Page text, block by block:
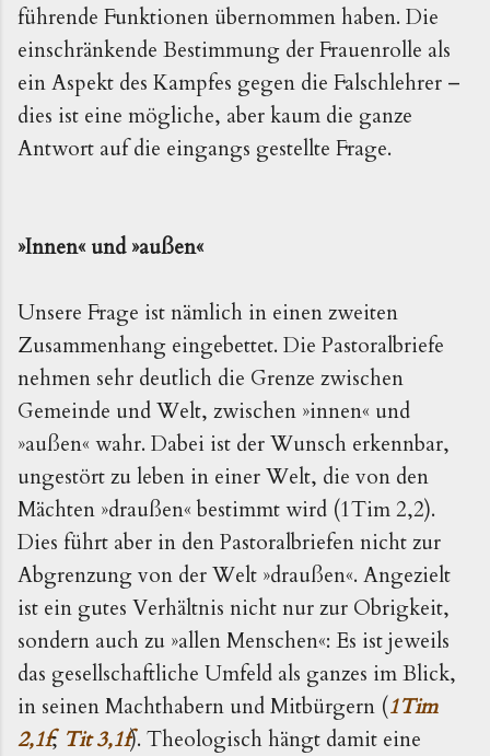
führende Funktionen übernommen haben. Die
einschränkende Bestimmung der Frauenrolle als
ein Aspekt des Kampfes gegen die Falschlehrer –
dies ist eine mögliche, aber kaum die ganze
Antwort auf die eingangs gestellte Frage.
»Innen« und »außen«
Unsere Frage ist nämlich in einen zweiten
Zusammenhang eingebettet. Die Pastoralbriefe
nehmen sehr deutlich die Grenze zwischen
Gemeinde und Welt, zwischen »innen« und
»außen« wahr. Dabei ist der Wunsch erkennbar,
ungestört zu leben in einer Welt, die von den
Mächten »draußen« bestimmt wird (1Tim 2,2).
Dies führt aber in den Pastoralbriefen nicht zur
Abgrenzung von der Welt »draußen«. Angezielt
ist ein gutes Verhältnis nicht nur zur Obrigkeit,
sondern auch zu »allen Menschen«: Es ist jeweils
das gesellschaftliche Umfeld als ganzes im Blick,
in seinen Machthabern und Mitbürgern (1Tim
2,1f; Tit 3,1f). Theologisch hängt damit eine